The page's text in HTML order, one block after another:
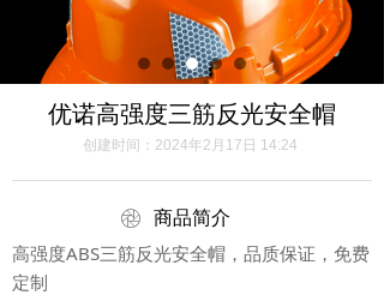
优诺高强度三筋反光安全帽
商品简介
创建时间： 2024年2月17日 14:24
高强度ABS三筋反光安全帽，品质保证，免费
定制
ꁵ